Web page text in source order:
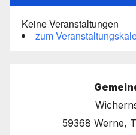
Keine Veranstaltungen
zum
59368 Werne,